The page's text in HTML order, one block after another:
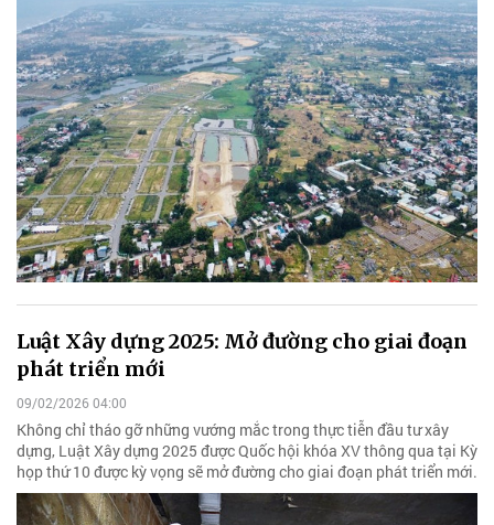
Luật Xây dựng 2025: Mở đường cho giai đoạn
phát triển mới
09/02/2026 04:00
Không chỉ tháo gỡ những vướng mắc trong thực tiễn đầu tư xây
dựng, Luật Xây dựng 2025 được Quốc hội khóa XV thông qua tại Kỳ
họp thứ 10 được kỳ vọng sẽ mở đường cho giai đoạn phát triển mới.